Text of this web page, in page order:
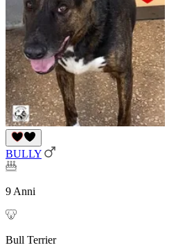
BULLY
9 Anni
Bull Terrier